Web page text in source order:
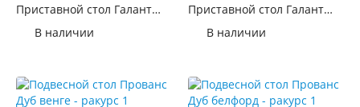
Приставной стол Галант
В наличии
Приставной стол Галант
В наличии